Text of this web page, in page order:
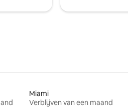
Miami
Verblijven van een maand